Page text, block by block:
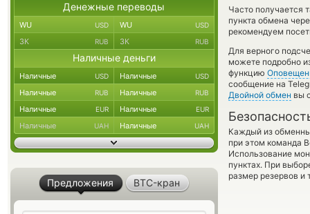
Часто получается
пункта обмена
рекомендуем
Для верного
можете подробно
функцию
сообщение на
Двойной обмен вы
Каждый из
при этом команда
Использование
пунктах. При
размер резервов и
Денежные переводы
WU USD WU USD
ЗК RUB ЗК RUB
Наличные деньги
Наличные USD Наличные USD
Наличные RUB Наличные RUB
Наличные EUR Наличные EUR
Наличные UAH Наличные UAH
Предложения BTC-кран